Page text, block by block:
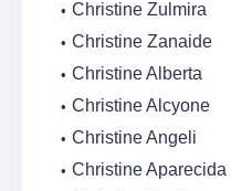
Christine Zulmira
Christine Zanaide
Christine Alberta
Christine Alcyone
Christine Angeli
Christine Aparecida